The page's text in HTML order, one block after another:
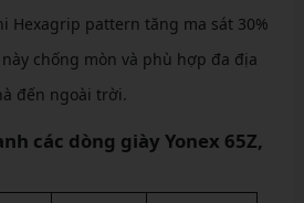
Hexagrip pattern tăng ma sát 30%
chống mòn và phù hợp đa địa
đến ngoài trời.
các dòng giày Yonex 65Z,